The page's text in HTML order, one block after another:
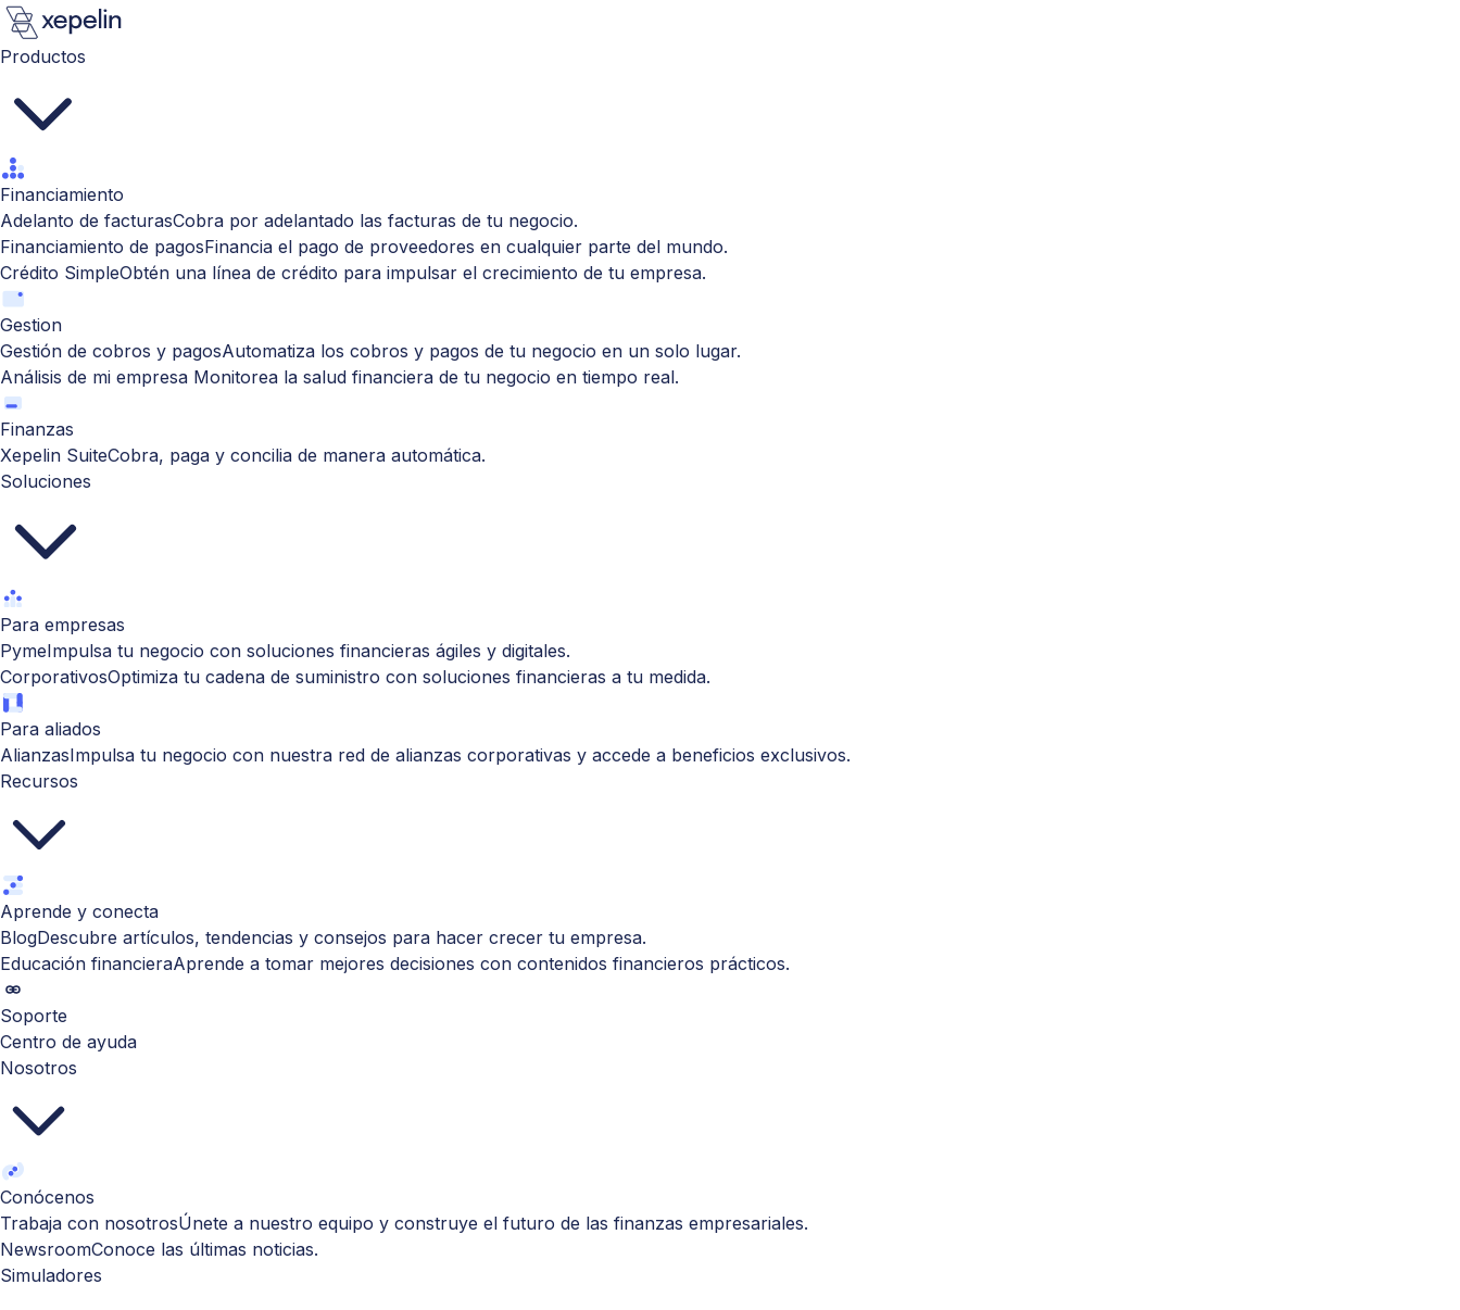
Productos
Financiamiento
Adelanto de facturasCobra por adelantado las facturas de tu negocio.
Financiamiento de pagosFinancia el pago de proveedores en cualquier parte del mundo.
Crédito SimpleObtén una línea de crédito para impulsar el crecimiento de tu empresa.
Gestion
Gestión de cobros y pagosAutomatiza los cobros y pagos de tu negocio en un solo lugar.
Análisis de mi empresa Monitorea la salud financiera de tu negocio en tiempo real.
Finanzas
Xepelin SuiteCobra, paga y concilia de manera automática.
Soluciones
Para empresas
PymeImpulsa tu negocio con soluciones financieras ágiles y digitales.
CorporativosOptimiza tu cadena de suministro con soluciones financieras a tu medida.
Para aliados
AlianzasImpulsa tu negocio con nuestra red de alianzas corporativas y accede a beneficios exclusivos.
Recursos
Aprende y conecta
BlogDescubre artículos, tendencias y consejos para hacer crecer tu empresa.
Educación financieraAprende a tomar mejores decisiones con contenidos financieros prácticos.
Soporte
Centro de ayuda
Nosotros
Conócenos
Trabaja con nosotrosÚnete a nuestro equipo y construye el futuro de las finanzas empresariales.
NewsroomConoce las últimas noticias.
Simuladores